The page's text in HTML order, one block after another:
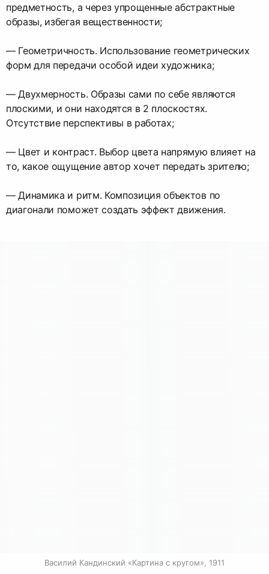
предметность, а через упрощенные абстрактные
образы, избегая вещественности;
— Геометричность. Использование геометрических
форм для передачи особой идеи художника;
— Двухмерность. Образы сами по себе являются
плоскими, и они находятся в 2 плоскостях.
Отсутствие перспективы в работах;
— Цвет и контраст. Выбор цвета напрямую влияет на
то, какое ощущение автор хочет передать зрителю;
— Динамика и ритм. Композиция объектов по
диагонали поможет создать эффект движения.
Василий Кандинский «Картина с кругом», 1911